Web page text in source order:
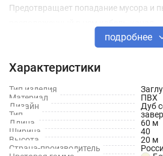
Предотвращает попадание мусора и
Заглушки изготовлены из
Технические характеристики
Коллекция: Quadro
Материал: ПВХ
Высота: 55 мм
подробнее
Характеристики
Тип изделия
Материал
ПВХ
Дизайн
Дуб
Тип
Длина
60 м
Ширина
40
Высота
20 м
Страна-производитель